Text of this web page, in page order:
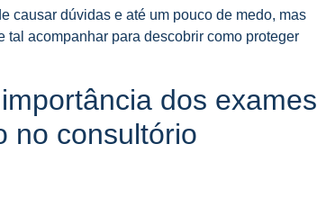
causar dúvidas e até um pouco de medo, mas
tal acompanhar para descobrir como proteger
dos exames
no consultório